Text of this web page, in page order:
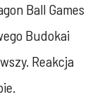
Ball Games
Budokai
Reakcja